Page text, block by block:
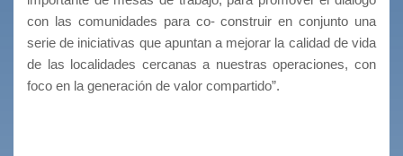
con las comunidades para co- construir en conjunto una
serie de iniciativas que apuntan a mejorar la calidad de vida
de las localidades cercanas a nuestras operaciones, con
foco en la generación de valor compartido”.